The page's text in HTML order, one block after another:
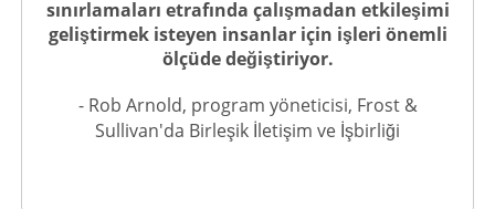
sınırlamaları etrafında çalışmadan etkileşimi
geliştirmek isteyen insanlar için işleri önemli
ölçüde değiştiriyor.
- Rob Arnold, program yöneticisi, Frost &
Sullivan'da Birleşik İletişim ve İşbirliği